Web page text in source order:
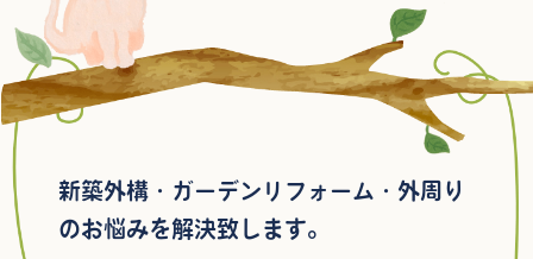
新築外構・ガーデンリフォーム・外周り
のお悩みを解決致します。